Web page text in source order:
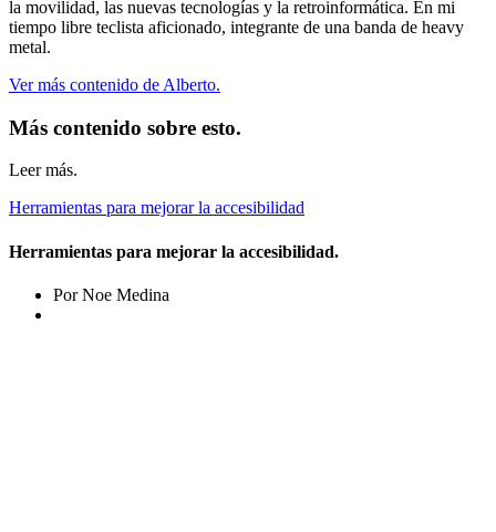
la movilidad, las nuevas tecnologías y la retroinformática. En mi
tiempo libre teclista aficionado, integrante de una banda de heavy
metal.
Ver más contenido de Alberto.
Más contenido sobre esto.
Leer más.
Herramientas para mejorar la accesibilidad
Herramientas para mejorar la accesibilidad.
Por Noe Medina